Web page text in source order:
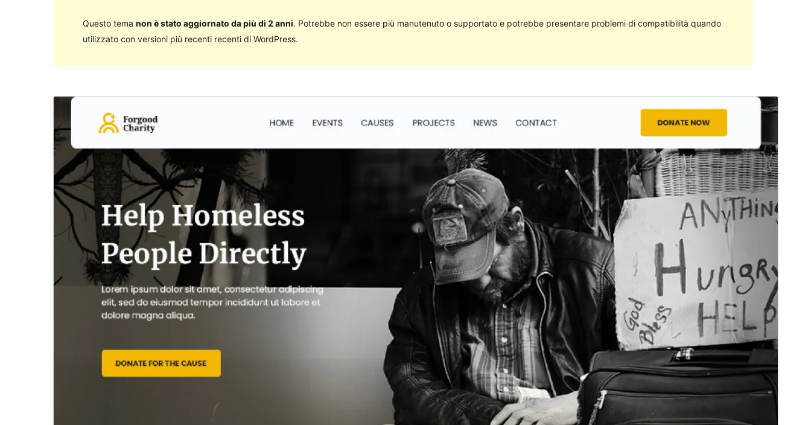
Questo tema non è stato aggiornato da più di 2 anni. Potrebbe non essere più manutenuto o supportato e potrebbe presentare problemi di compatibilità quando
utilizzato con versioni più recenti recenti di WordPress.
Versione
Installazioni attive
10+
Versione PHP
7.2
Homepage del tema